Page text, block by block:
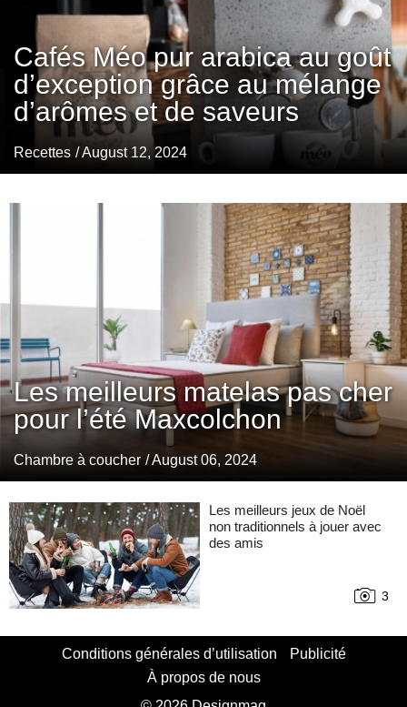
Cafés Méo pur arabica au goût
d’exception grâce au mélange
d’arômes et de saveurs
Recettes / August 12, 2024
Les meilleurs matelas pas cher
pour l’été Maxcolchon
Chambre à coucher / August 06, 2024
Les meilleurs jeux de Noël
non traditionnels à jouer avec
des amis
3
Conditions générales d’utilisation
Publicité
À propos de nous